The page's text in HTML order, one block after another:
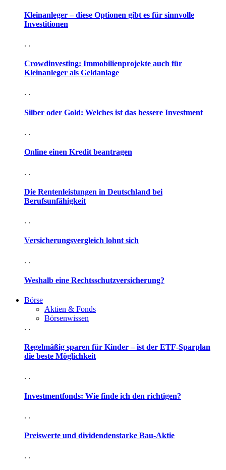
Kleinanleger – diese Optionen gibt es für sinnvolle
Investitionen
. .
Crowdinvesting: Immobilienprojekte auch für
Kleinanleger als Geldanlage
. .
Silber oder Gold: Welches ist das bessere Investment
. .
Online einen Kredit beantragen
. .
Die Rentenleistungen in Deutschland bei
Berufsunfähigkeit
. .
Versicherungsvergleich lohnt sich
. .
Weshalb eine Rechtsschutzversicherung?
Börse
Aktien & Fonds
Börsenwissen
. .
Regelmäßig sparen für Kinder – ist der ETF-Sparplan
die beste Möglichkeit
. .
Investmentfonds: Wie finde ich den richtigen?
. .
Preiswerte und dividendenstarke Bau-Aktie
. .